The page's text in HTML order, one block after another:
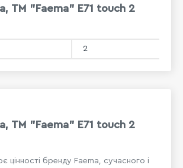
ТМ "Faema" E71 touch 2
цінності бренду Faema, сучасного і
ТМ "Faema" E71 touch 2
2